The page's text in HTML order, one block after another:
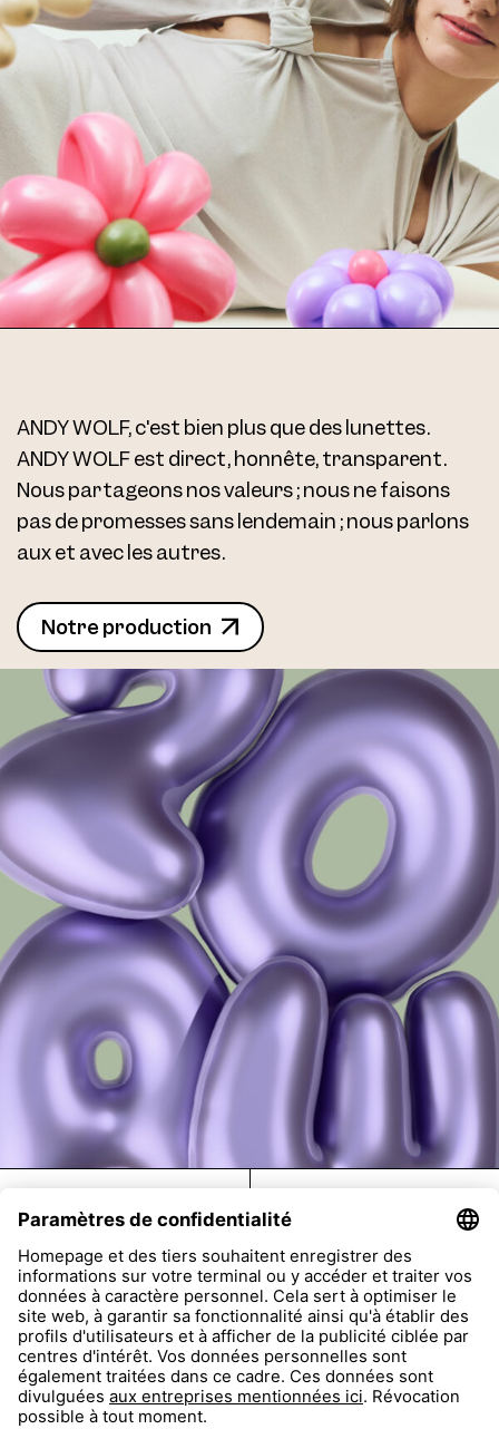
ANDY WOLF, c'est bien plus que des lunettes.
ANDY WOLF est direct, honnête, transparent.
Nous partageons nos valeurs ; nous ne faisons
pas de promesses sans lendemain ; nous parlons
aux et avec les autres.
Notre production
FAQ
Return
Imprint
Accessibility